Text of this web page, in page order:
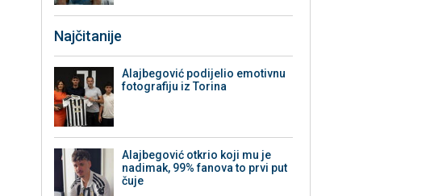
Najčitanije
Alajbegović podijelio emotivnu
fotografiju iz Torina
Alajbegović otkrio koji mu je
nadimak, 99% fanova to prvi put
čuje